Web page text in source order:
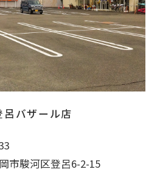
呂バザール店
市駿河区登呂6-2-15